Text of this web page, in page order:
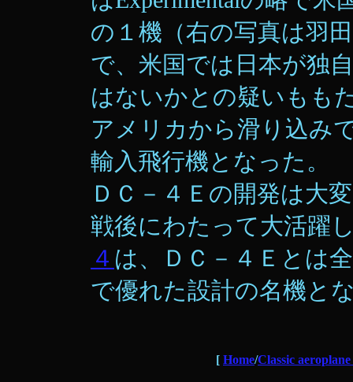
の１機（右の写真は羽
で、米国では日本が独
はないかとの疑いもも
アメリカから滑り込み
輸入飛行機となった。
ＤＣ－４Ｅの開発は大
戦後にわたって大活躍
４ は、ＤＣ－４Ｅとは
で優れた設計の名機と
[ Home/Classic